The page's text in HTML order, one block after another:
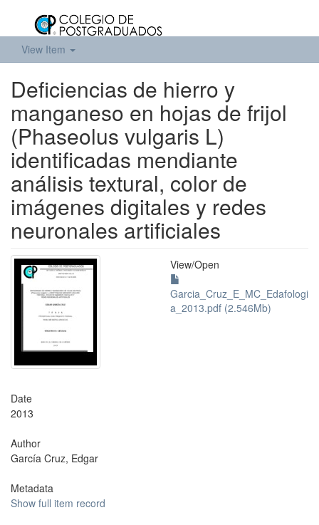
View Item
Deficiencias de hierro y
manganeso en hojas de frijol
(Phaseolus vulgaris L)
identificadas mendiante
análisis textural, color de
imágenes digitales y redes
neuronales artificiales
View/Open
Garcia_Cruz_E_MC_Edafologi
a_2013.pdf (2.546Mb)
Date
2013
Author
García Cruz, Edgar
Metadata
Show full item record